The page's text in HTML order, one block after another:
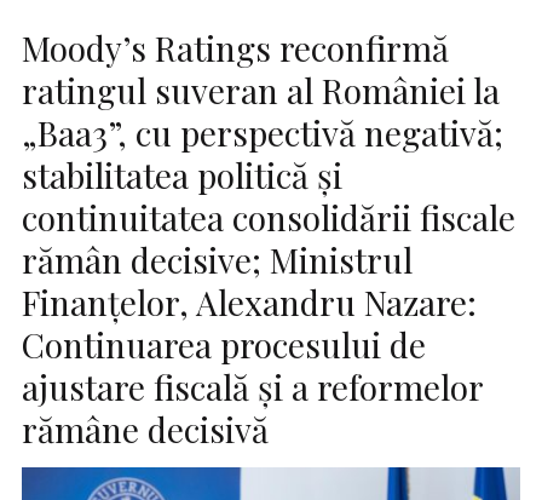
Moody’s Ratings reconfirmă
ratingul suveran al României la
„Baa3”, cu perspectivă negativă;
stabilitatea politică și
continuitatea consolidării fiscale
rămân decisive; Ministrul
Finanțelor, Alexandru Nazare:
Continuarea procesului de
ajustare fiscală și a reformelor
rămâne decisivă